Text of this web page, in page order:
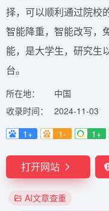
择，可以顺利通过院校
智能降重，智能改写，
能，是大学生，研究生
台。
所在地：
中国
收录时间：
2024-11-03
1+
1- 1+
打开网站
AI文章查重